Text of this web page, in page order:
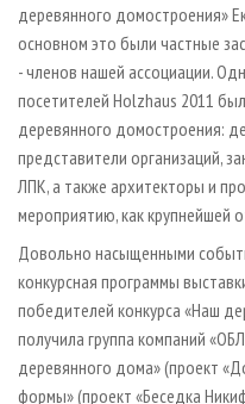
деревянного домостроения»
основном это были частные
- членов нашей ассоциации.
посетителей Holzhaus 2011
деревянного домостроения:
представители организаций,
ЛПК, а также архитекторы и
мероприятию, как крупнейшей
Довольно насыщенными
конкурсная программы
победителей конкурса «Наш
получила группа компаний
деревянного дома» (проект
формы» (проект «Беседка